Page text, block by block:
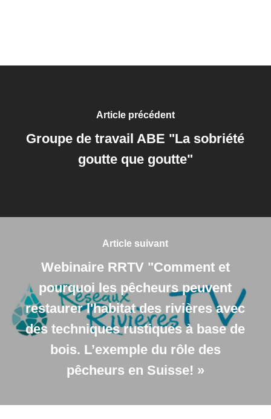
Article précédent
Groupe de travail ABE "La sobriété
goutte que goutte"
Article suivant
Webinaire RRTV "Comment et
pourquoi les pêcheurs peuvent
restaurer l'habitat des rivières avec
des techniques rustiques à base de
bois. L’exemple du rôle des
pêcheurs en Suisse! »